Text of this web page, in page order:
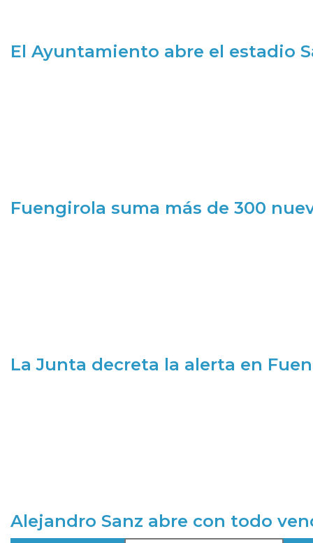
El Ayuntamiento abre el estadio
Fuengirola suma más de 300
La Junta decreta la alerta en
Alejandro Sanz abre con todo